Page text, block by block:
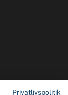
Privatlivspolitik